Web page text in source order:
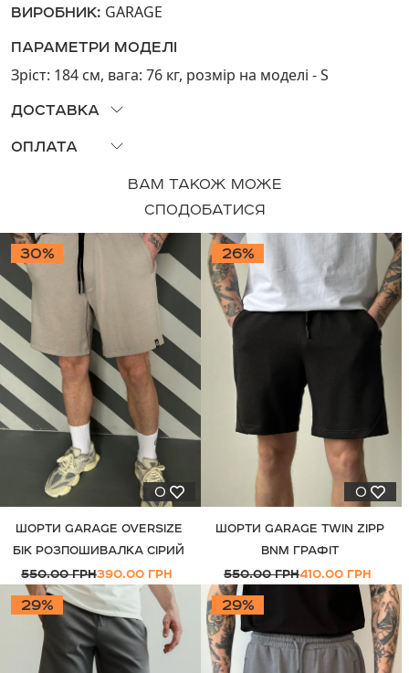
ВИРОБНИК: GARAGE
ПАРАМЕТРИ МОДЕЛІ
Зріст: 184 см, вага: 76 кг, розмір на моделi - S
ДОСТАВКА
по Україні «Новою Поштою». Доставка за тарифами
НП. Відправка відбудеться протягом трьох робочих
днів, якщо товар в наявності. Попереджаємо, що
замовлення буде зберігатись на пошті 5 днів, після
воно автоматично повернеться до нас.
ОПЛАТА
наступними способами:
◦ карткою Visa і MasterCard;
◦ ApplePay;
◦ G-Pay.
◦ Оплата при отриманні.
ВАМ ТАКОЖ МОЖЕ
СПОДОБАТИСЯ
30%
0
ШОРТИ GARAGE OVERSIZE
БІК РОЗПОШИВАЛКА СІРИЙ
550.00 ГРН390.00 ГРН
26%
0
ШОРТИ GARAGE TWIN ZIPP
BNM ГРАФІТ
550.00 ГРН410.00 ГРН
29% 29%